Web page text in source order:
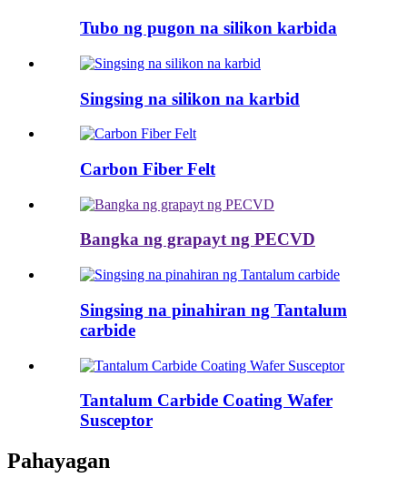
Tubo ng pugon na silikon karbida
Singsing na silikon na karbid
Carbon Fiber Felt
Bangka ng grapayt ng PECVD
Singsing na pinahiran ng Tantalum
carbide
Tantalum Carbide Coating Wafer
Susceptor
Pahayagan